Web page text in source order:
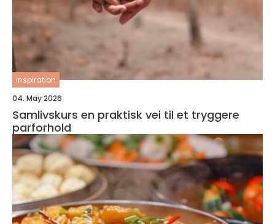
inspiration
04. May 2026
Samlivskurs en praktisk vei til et tryggere
parforhold